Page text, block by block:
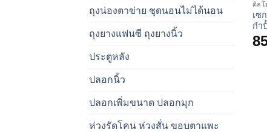
ถุงน่องตาข่าย ชุดนอนไม่ได้นอน
ถุงยางแฟนซี ถุงยางนิ้ว
ประตูหลัง
ปลอกนิ้ว
ปลอกเพิ่มขนาด ปลอกมุก
ห่วงรัดโคน ห่วงสั่น ขอบตาแพะ
ดิลโ
เซ
กำ